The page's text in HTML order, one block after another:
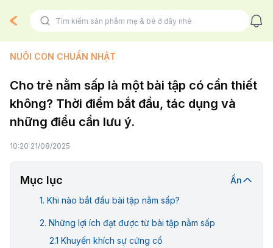
NUÔI CON CHUẨN NHẬT
Cho trẻ nằm sấp là một bài tập có cần thiết
không? Thời điểm bắt đầu, tác dụng và
những điều cần lưu ý.
10:20 21/08/2025
Mục lục
Ẩn
Khi nào bắt đầu bài tập nằm sấp?
Những lợi ích đạt được từ bài tập nằm sấp
Khuyến khích sự cứng cổ